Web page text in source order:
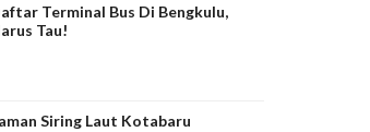
Terminal Bus Di Bengkulu,
Tau!
Siring Laut Kotabaru